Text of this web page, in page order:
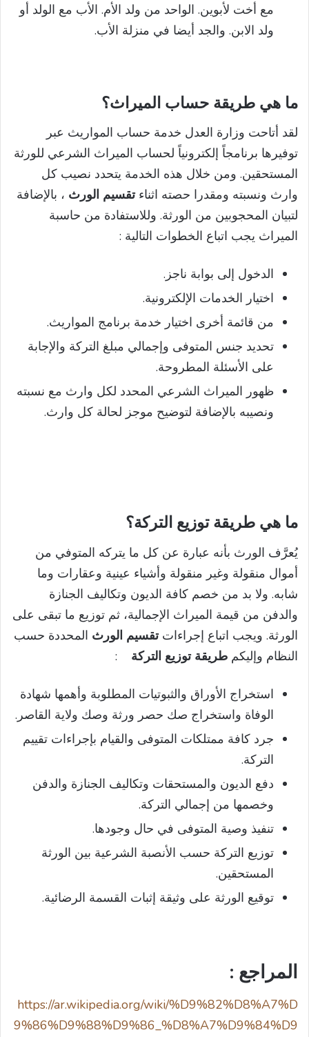
مع أخت لأبوين. الواحد من ولد الأم. الأب مع الولد أو
ولد الابن. والجد أيضا في منزلة الأب.
ما هي طريقة حساب الميراث؟
لقد أتاحت وزارة العدل خدمة حساب المواريث عبر
توفيرها برنامجاً إلكترونياً لحساب الميراث الشرعي للورثة
المستحقين. ومن خلال هذه الخدمة يتحدد نصيب كل
وارث ونسبته ومقدرا حصته اثناء تقسيم الورث ، بالإضافة
لتبيان المحجوبين من الورثة. وللاستفادة من حاسبة
الميراث يجب اتباع الخطوات التالية :
الدخول إلى بوابة ناجز.
اختيار الخدمات الإلكترونية.
من قائمة أخرى اختيار خدمة برنامج المواريث.
تحديد جنس المتوفى وإجمالي مبلغ التركة والإجابة
على الأسئلة المطروحة.
ظهور الميراث الشرعي المحدد لكل وارث مع نسبته
ونصيبه بالإضافة لتوضيح موجز لحالة كل وارث.
ما هي طريقة توزيع التركة؟
يُعرَّف الورث بأنه عبارة عن كل ما يتركه المتوفي من
أموال منقولة وغير منقولة وأشياء عينية وعقارات وما
شابه. ولا بد من خصم كافة الديون وتكاليف الجنازة
والدفن من قيمة الميراث الإجمالية، ثم توزيع ما تبقى على
الورثة. ويجب اتباع إجراءاتتقسيم الورث المحددة حسب
النظام وإليكم طريقة توزيع التركة :
استخراج الأوراق والثبوتيات المطلوبة وأهمها شهادة
الوفاة واستخراج صك حصر ورثة وصك ولاية القاصر.
جرد كافة ممتلكات المتوفى والقيام بإجراءات تقييم
التركة.
دفع الديون والمستحقات وتكاليف الجنازة والدفن
وخصمها من إجمالي التركة.
تنفيذ وصية المتوفى في حال وجودها.
توزيع التركة حسب الأنصبة الشرعية بين الورثة
المستحقين.
توقيع الورثة على وثيقة إثبات القسمة الرضائية.
المراجع :
https://ar.wikipedia.org/wiki/%D9%82%D8%A7%D
9%86%D9%88%D9%86_%D8%A7%D9%84%D9